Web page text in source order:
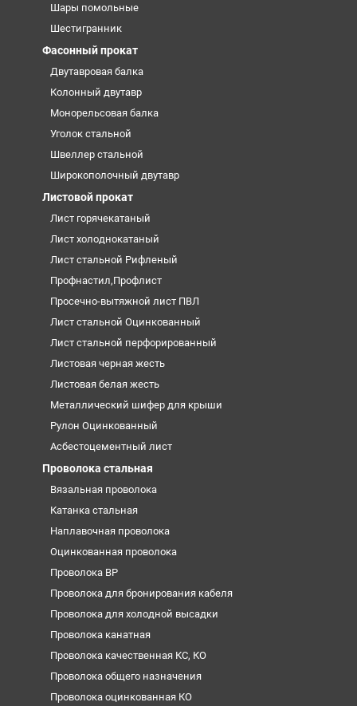
Шары помольные
Шестигранник
Фасонный прокат
Двутавровая балка
Колонный двутавр
Монорельсовая балка
Уголок стальной
Швеллер стальной
Широкополочный двутавр
Листовой прокат
Лист горячекатаный
Лист холоднокатаный
Лист стальной Рифленый
Профнастил,Профлист
Просечно-вытяжной лист ПВЛ
Лист стальной Оцинкованный
Лист стальной перфорированный
Листовая черная жесть
Листовая белая жесть
Металлический шифер для крыши
Рулон Оцинкованный
Асбестоцементный лист
Проволока стальная
Вязальная проволока
Катанка стальная
Наплавочная проволока
Оцинкованная проволока
Проволока ВР
Проволока для бронирования кабеля
Проволока для холодной высадки
Проволока канатная
Проволока качественная КС, КО
Проволока общего назначения
Проволока оцинкованная КО